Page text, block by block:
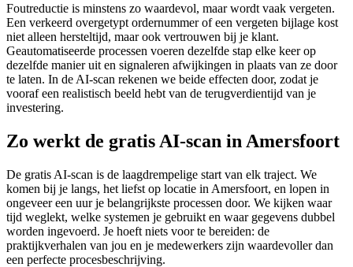
Foutreductie is minstens zo waardevol, maar wordt vaak vergeten.
Een verkeerd overgetypt ordernummer of een vergeten bijlage kost
niet alleen hersteltijd, maar ook vertrouwen bij je klant.
Geautomatiseerde processen voeren dezelfde stap elke keer op
dezelfde manier uit en signaleren afwijkingen in plaats van ze door
te laten. In de AI-scan rekenen we beide effecten door, zodat je
vooraf een realistisch beeld hebt van de terugverdientijd van je
investering.
Zo werkt de gratis AI-scan in Amersfoort
De gratis AI-scan is de laagdrempelige start van elk traject. We
komen bij je langs, het liefst op locatie in Amersfoort, en lopen in
ongeveer een uur je belangrijkste processen door. We kijken waar
tijd weglekt, welke systemen je gebruikt en waar gegevens dubbel
worden ingevoerd. Je hoeft niets voor te bereiden: de
praktijkverhalen van jou en je medewerkers zijn waardevoller dan
een perfecte procesbeschrijving.